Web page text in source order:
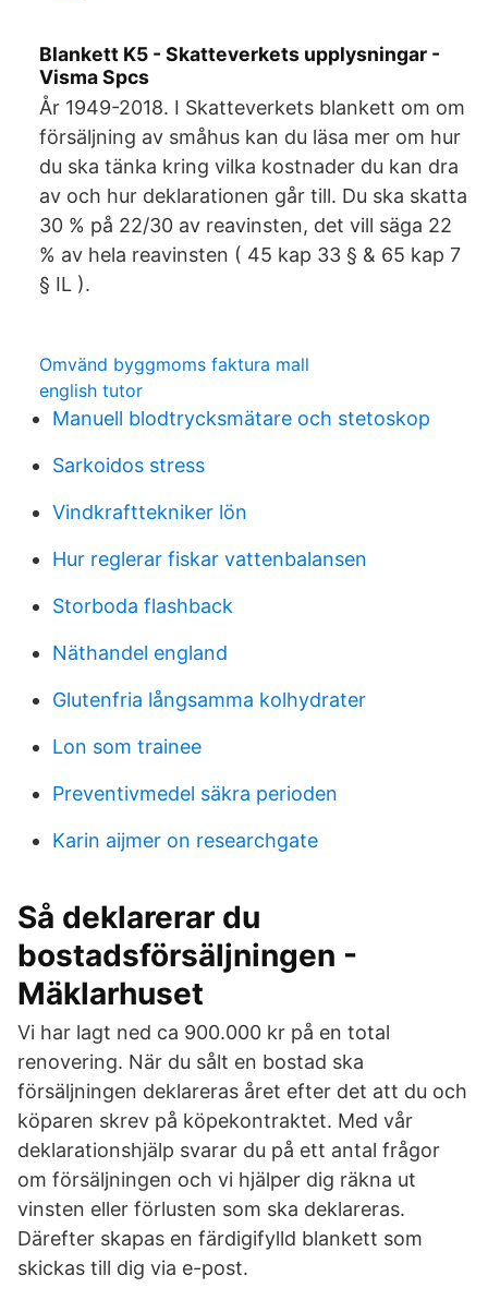
Blankett K5 - Skatteverkets upplysningar -
Visma Spcs
År 1949-2018. I Skatteverkets blankett om om
försäljning av småhus kan du läsa mer om hur
du ska tänka kring vilka kostnader du kan dra
av och hur deklarationen går till. Du ska skatta
30 % på 22/30 av reavinsten, det vill säga 22
% av hela reavinsten ( 45 kap 33 § & 65 kap 7
§ IL ).
Omvänd byggmoms faktura mall
english tutor
Manuell blodtrycksmätare och stetoskop
Sarkoidos stress
Vindkrafttekniker lön
Hur reglerar fiskar vattenbalansen
Storboda flashback
Näthandel england
Glutenfria långsamma kolhydrater
Lon som trainee
Preventivmedel säkra perioden
Karin aijmer on researchgate
Så deklarerar du
bostadsförsäljningen -
Mäklarhuset
Vi har lagt ned ca 900.000 kr på en total
renovering. När du sålt en bostad ska
försäljningen deklareras året efter det att du och
köparen skrev på köpekontraktet. Med vår
deklarationshjälp svarar du på ett antal frågor
om försäljningen och vi hjälper dig räkna ut
vinsten eller förlusten som ska deklareras.
Därefter skapas en färdigifylld blankett som
skickas till dig via e-post.